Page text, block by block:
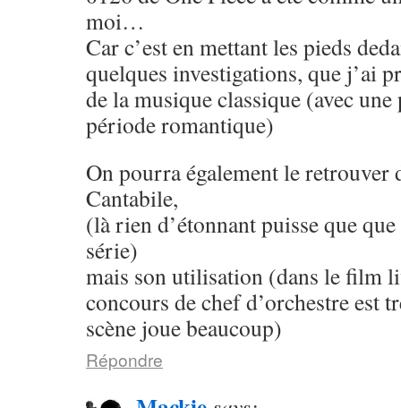
moi…
Car c’est en mettant les pieds
quelques investigations, que j’ai
de la musique classique (avec
période romantique)
On pourra également le retrouver
Cantabile,
(là rien d’étonnant puisse que
série)
mais son utilisation (dans le film
concours de chef d’orchestre est
scène joue beaucoup)
Répondre